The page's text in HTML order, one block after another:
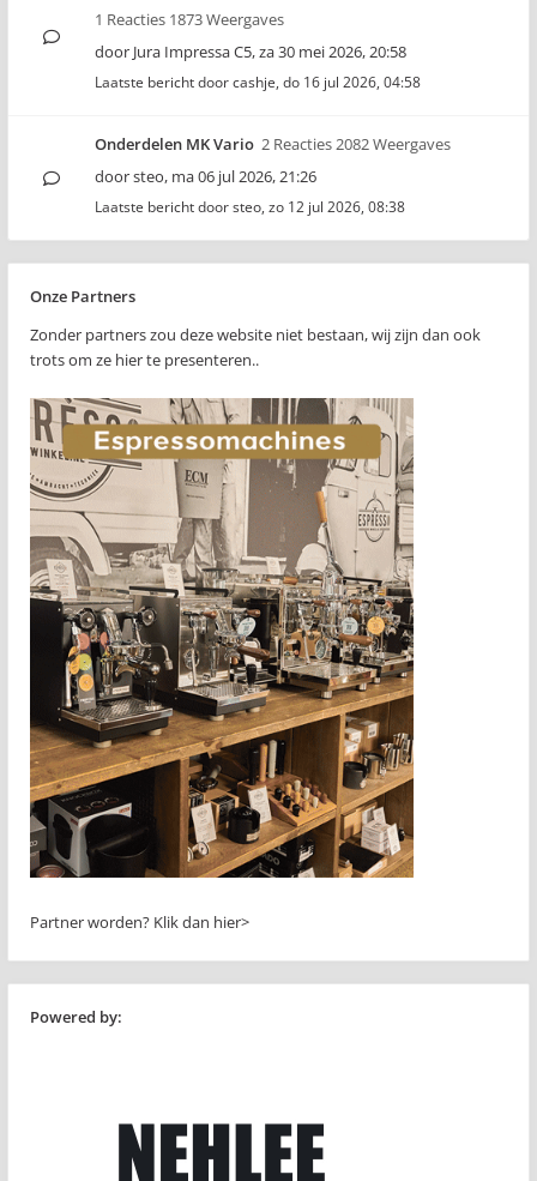
1 Reacties 1873 Weergaves
door Jura Impressa C5,za 30 mei 2026, 20:58
Laatste bericht doorcashje, do 16 jul 2026, 04:58
Onderdelen MK Vario 2 Reacties 2082 Weergaves
doorsteo, ma 06 jul 2026, 21:26
Laatste bericht doorsteo, zo 12 jul 2026, 08:38
Onze Partners
Zonder partners zou deze website niet bestaan, wij zijn dan ook
trots om ze hier te presenteren..
Partner worden? Klik dan hier>
Powered by: